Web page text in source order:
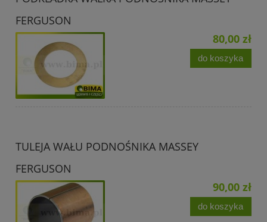
FERGUSON
80,00 zł
do koszyka
TULEJA WAŁU PODNOŚNIKA MASSEY
FERGUSON
90,00 zł
do koszyka